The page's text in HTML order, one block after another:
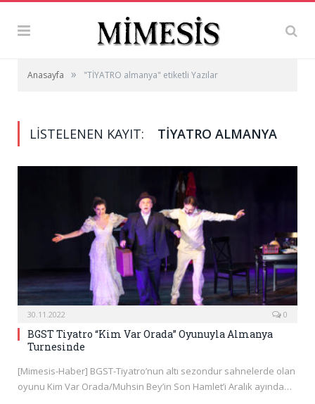
Anasayfa » "TİYATRO almanya" etiketli Yazılar
LISTELENEN KAYIT: TİYATRO ALMANYA
30.11.2022 0
BGST Tiyatro “Kim Var Orada” Oyunuyla Almanya
Turnesinde
[Mimesis-Haber] BGST-Tiyatro’nun altı sezondur sahnelerde olan
oyunu Kim Var Orada/Muhsin Bey’in Son Hamlet’i Aralık ayında…